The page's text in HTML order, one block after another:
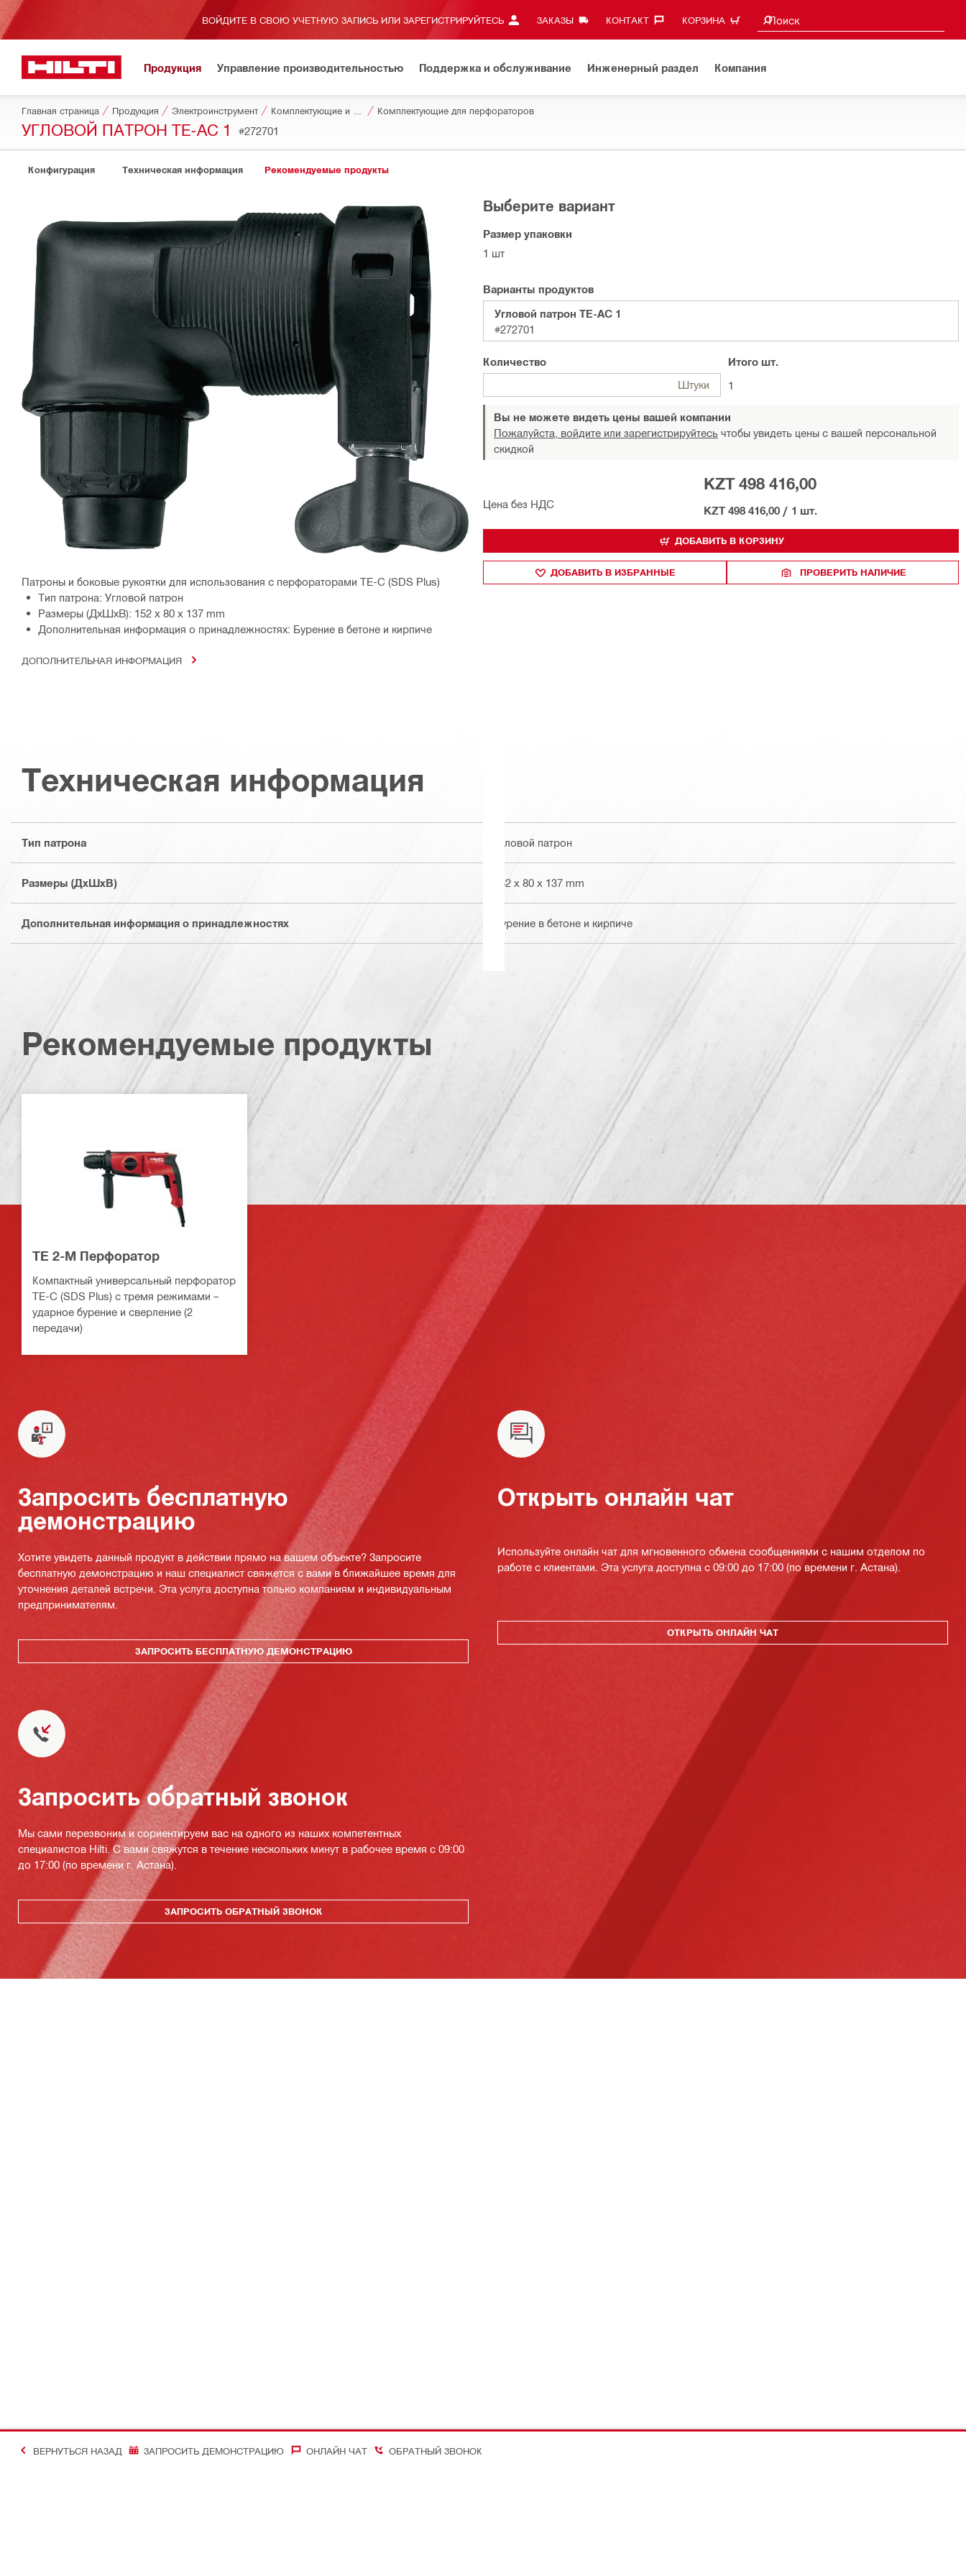
ВОЙДИТЕ В СВОЮ УЧЕТНУЮ ЗАПИСЬ ИЛИ ЗАРЕГИСТРИРУЙТЕСЬ ЗАКАЗЫ КОНТАКТ‎ КОРЗИНА Поиск
Поиск предложений
Продукция Управление производительностью Поддержка и обслуживание Инженерный раздел Компания
Главная страница Продукция Электроинструмент Комплектующие для перфораторов
УГЛОВОЙ ПАТРОН TE-AC 1 #272701
Конфигурация Техническая информация Рекомендуемые продукты
Патроны и боковые рукоятки для использования с перфораторами TE-C (SDS Plus)
Тип патрона: Угловой патрон
Размеры (ДхШхВ): 152 x 80 x 137 mm
Дополнительная информация о принадлежностях: Бурение в бетоне и кирпиче
ДОПОЛНИТЕЛЬНАЯ ИНФОРМАЦИЯ
Выберите вариант
Размер упаковки
1 шт
Варианты продуктов
Угловой патрон TE-AC 1
#272701
Количество
Штуки
Итого шт.
1
Вы не можете видеть цены вашей компании
Пожалуйста, войдите или зарегистрируйтесь чтобы увидеть цены с вашей персональной
скидкой
Цена без НДС
KZT 498 416,00
KZT 498 416,00 / 1 шт.
ДОБАВИТЬ В КОРЗИНУ
ДОБАВИТЬ В ИЗБРАННЫЕ ПРОВЕРИТЬ НАЛИЧИЕ
Техническая информация
Тип патрона Угловой патрон
Размеры (ДхШхВ) 152 x 80 x 137 mm
Дополнительная информация о принадлежностях Бурение в бетоне и кирпиче
Рекомендуемые продукты
TE 2-M Перфоратор
Компактный универсальный перфоратор
TE-C (SDS Plus) с тремя режимами –
ударное бурение и сверление (2
передачи)
Запросить бесплатную
демонстрацию
Хотите увидеть данный продукт в действии прямо на вашем объекте? Запросите
бесплатную демонстрацию и наш специалист свяжется с вами в ближайшее время для
уточнения деталей встречи. Эта услуга доступна только компаниям и индивидуальным
предпринимателям.
ЗАПРОСИТЬ БЕСПЛАТНУЮ ДЕМОНСТРАЦИЮ
Открыть онлайн чат
Используйте онлайн чат для мгновенного обмена сообщениями с нашим отделом по
работе с клиентами. Эта услуга доступна с 09:00 до 17:00 (по времени г. Астана).
ОТКРЫТЬ ОНЛАЙН ЧАТ
Запросить обратный звонок
Мы сами перезвоним и сориентируем вас на одного из наших компетентных
специалистов Hilti. С вами свяжутся в течение нескольких минут в рабочее время с 09:00
до 17:00 (по времени г. Астана).
ЗАПРОСИТЬ ОБРАТНЫЙ ЗВОНОК
ВЕРНУТЬСЯ НАЗАД ЗАПРОСИТЬ ДЕМОНСТРАЦИЮ ОНЛАЙН ЧАТ ОБРАТНЫЙ ЗВОНОК